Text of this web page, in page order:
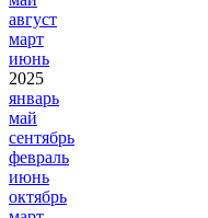
август
март
июнь
2025
январь
май
сентябрь
февраль
июнь
октябрь